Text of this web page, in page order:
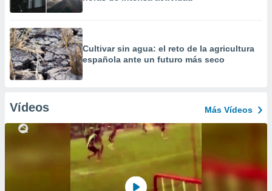
Cultivar sin agua: el reto de la agricultura
española ante un futuro más seco
Vídeos Más Vídeos